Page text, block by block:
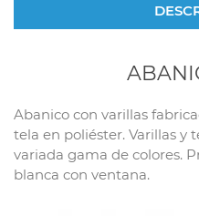
Abanico con varillas
tela en poliéster. Varillas y
variada gama de colores.
blanca con ventana.